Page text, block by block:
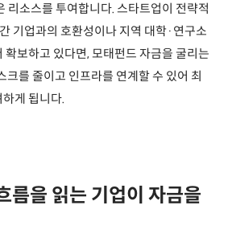
리소스를 투여합니다. 스타트업이 전략적
기업과의 호환성이나 지역 대학·연구소
확보하고 있다면, 모태펀드 자금을 굴리는
크를 줄이고 인프라를 연계할 수 있어 최
게 됩니다.
름을 읽는 기업이 자금을